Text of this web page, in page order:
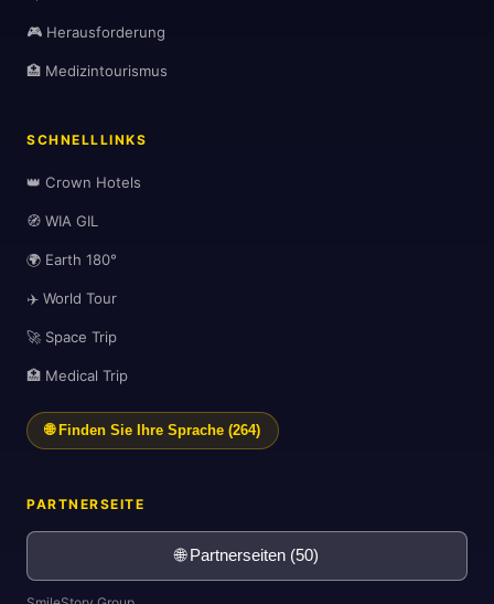
🎮 Herausforderung
🏥 Medizintourismus
SCHNELLLINKS
👑 Crown Hotels
🧭 WIA GIL
🌍 Earth 180°
✈️ World Tour
🚀 Space Trip
🏥 Medical Trip
🌐 Finden Sie Ihre Sprache (264)
PARTNERSEITE
🌐 Partnerseiten (50)